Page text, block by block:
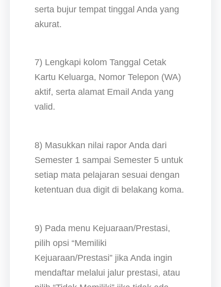
serta bujur tempat tinggal Anda yang
akurat.
7) Lengkapi kolom Tanggal Cetak
Kartu Keluarga, Nomor Telepon (WA)
aktif, serta alamat Email Anda yang
valid.
8) Masukkan nilai rapor Anda dari
Semester 1 sampai Semester 5 untuk
setiap mata pelajaran sesuai dengan
ketentuan dua digit di belakang koma.
9) Pada menu Kejuaraan/Prestasi,
pilih opsi “Memiliki
Kejuaraan/Prestasi” jika Anda ingin
mendaftar melalui jalur prestasi, atau